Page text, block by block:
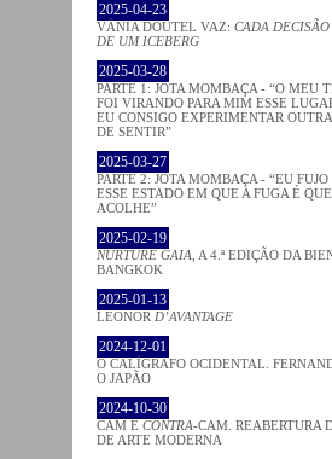
2025-04-23
VÂNIA DOUTEL VAZ: CADA DECISÃO
DE UM ICEBERG
2025-03-28
PARTE 1: JOTA MOMBAÇA - “O MEU
FOI VIRANDO PARA MIM ESSE
EU CONSIGO EXPERIMENTAR
DE SENTIR”
2025-03-27
PARTE 2: JOTA MOMBAÇA - “EU FUJO
ESSE ESTADO EM QUE A FUGA É
ACOLHE”
2025-02-19
NURTURE GAIA , A 4.ª EDIÇÃO DA
BANGKOK
2025-01-13
LEONOR D’AVANTAGE
2024-12-01
O CALÍGRAFO OCIDENTAL.
O JAPÃO
2024-10-30
CAM E CONTRA-CAM. REABERTURA
DE ARTE MODERNA